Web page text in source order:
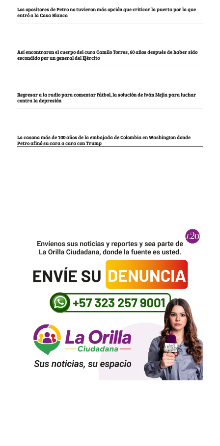
Los opositores de Petro no tuvieron más opción que criticar la puerta por la que
entró a la Casa Blanca
Así encontraron el cuerpo del cura Camilo Torres, 60 años después de haber sido
escondido por un general del Ejército
Regresar a la radio para comentar fútbol, la solución de Iván Mejía para luchar
contra la depresión
La casona más de 100 años de la embajada de Colombia en Washington donde
Petro afinó su cara a cara con Trump